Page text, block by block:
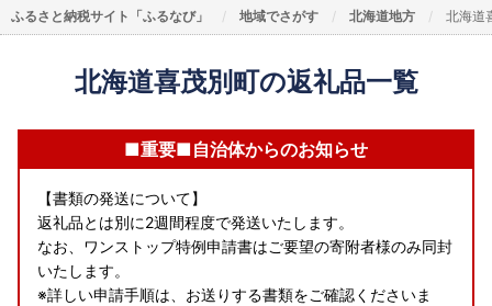
ふるさと納税サイト「ふるなび」 地域でさがす 北海道地方 北海道
北海道喜茂別町の返礼品一覧
■重要■自治体からのお知らせ
【書類の発送について】
返礼品とは別に2週間程度で発送いたします。
なお、ワンストップ特例申請書はご要望の寄附者様のみ同封
いたします。
※詳しい申請手順は、お送りする書類をご確認くださいま